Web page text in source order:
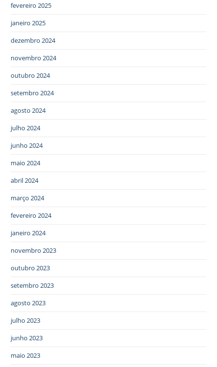
fevereiro 2025
janeiro 2025
dezembro 2024
novembro 2024
outubro 2024
setembro 2024
agosto 2024
julho 2024
junho 2024
maio 2024
abril 2024
março 2024
fevereiro 2024
janeiro 2024
novembro 2023
outubro 2023
setembro 2023
agosto 2023
julho 2023
junho 2023
maio 2023